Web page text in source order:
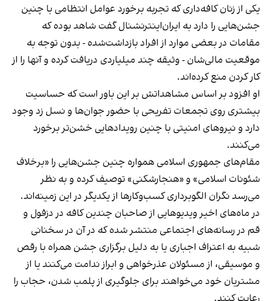
یکی از زنان کافه‌داری که تجربه برخورد عوامل انتظامی با چنین
جشن‌هایی را دارد به ایران‌اینترنشنال گفت شاهد بوده که
مقامات در بعضی موارد از افراد بازداشت‌‌شده - بدون توجه به
موقعیت مالی‌شان - وثیقه چند میلیاردی دریافت کرده و آنها را از
کار کردن منع کرده‌اند.
او افزود بر اساس مشاهداتش بر این باور است که حساسیت
بیشتری روی تجمعات تفریحی با حضور جوان‌ها و نسل زد وجود
دارد و نیروهای امنیتی با چنین رویدادهایی خشن‌تر برخورد
می‌کنند.
مقام‌های جمهوری اسلامی همواره چنین جشن‌هایی را «برخلاف
شئونات اسلامی» و «هنجارشکنی» توصیف کرده و به نظر
می‌رسد نگران الگوبرداری کسب‌وکارها از یکدیگر در این زمینه‌اند.
در ماه‌های اخیر ویدیوهایی از صاحبان چندین کافه در دزفول و
قم در رسانه‌های اجتماعی منتشر شده که در آن در سخنانی
شبیه به اعتراف اجباری یا به دلیل برگزاری جشن همراه با رقص
و موسیقی، از مسئولان عذرخواهی و ابراز ندامت می‌کنند یا از
مشتریان خود می‌خواهند برای جلوگیری از پلمب شدن، حجاب را